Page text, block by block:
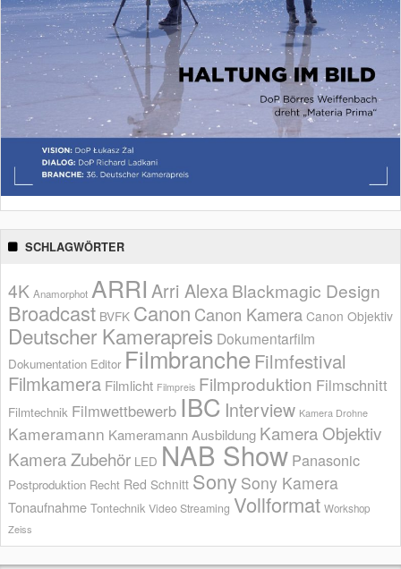
SCHLAGWÖRTER
4K Anamorphot ARRI Arri AlexaBlackmagic Design
Broadcast BVFK Canon Canon Kamera Canon Objektiv
Deutscher Kamerapreis Dokumentarfilm
Dokumentation Editor Filmbranche Filmfestival
Filmkamera Filmlicht Filmpreis Filmproduktion Filmschnitt
Filmtechnik Filmwettbewerb IBC Interview Kamera Drohne
Kameramann Kameramann Ausbildung Kamera Objektiv
Kamera Zubehör LED NAB Show Panasonic
Postproduktion Recht Red Schnitt Sony Sony Kamera
Tonaufnahme Tontechnik Video Streaming Vollformat Workshop
Zeiss